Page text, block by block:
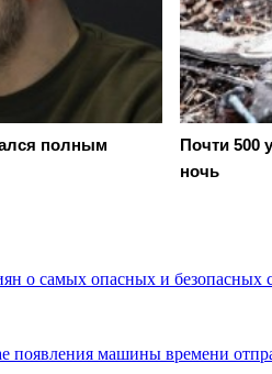
полным
Почти 500
ночь
о самых опасных и безопасных
появления машины времени